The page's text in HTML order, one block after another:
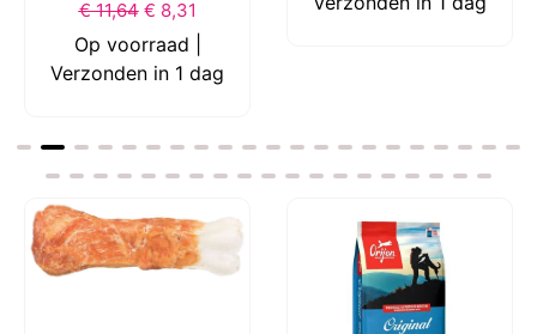
€11,64 € 8,31
Op voorraad |
Verzonden in 1 dag